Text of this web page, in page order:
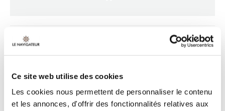
Ce site web utilise des cookies
Les cookies nous permettent de personnaliser le contenu
et les annonces, d'offrir des fonctionnalités relatives aux
Dispositions